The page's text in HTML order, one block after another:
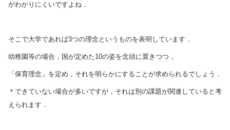
がわかりにくいですよね．
そこで大学であれば3つの理念というものを表明しています．
幼稚園等の場合，国が定めた10の姿を念頭に置きつつ，
「保育理念」を定め，それを明らかにすることが求められるでしょう．
＊できていない場合が多いですが，それは別の課題が関連していると考
えられます．